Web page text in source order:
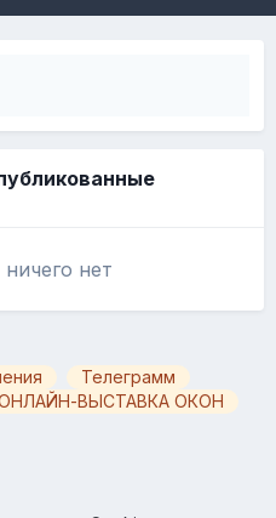
нет
Телеграмм
ВЫСТАВКА ОКОН